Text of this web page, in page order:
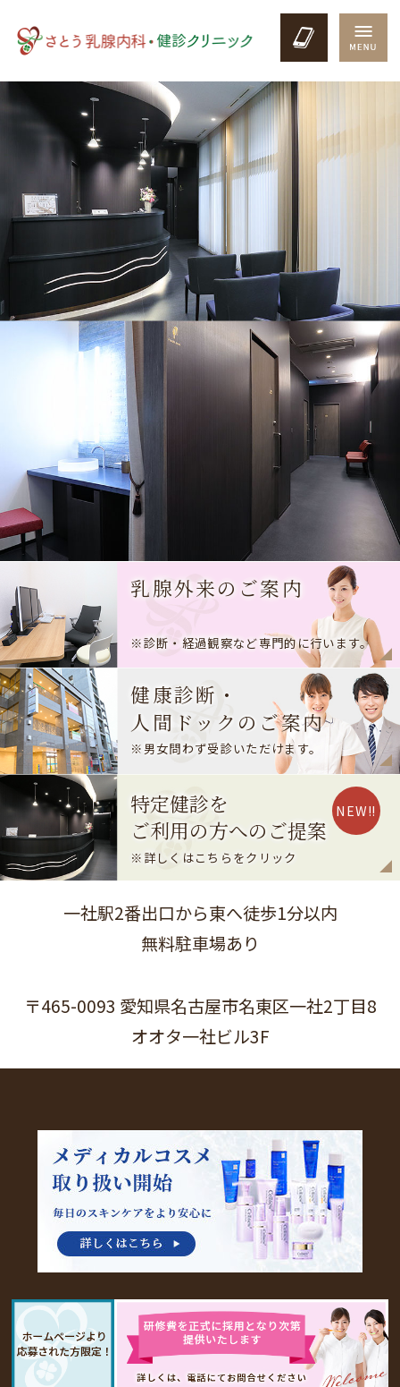
乳腺外来のご案内
※診断・経過観察など専門的に行います。
健康診断・
人間ドックのご案内
※男女問わず受診いただけます。
特定健診を
ご利用の方へのご提案
※詳しくはこちらをクリック
NEW!!
一社駅2番出口から東へ徒歩1分以内
無料駐車場あり
〒465-0093 愛知県名古屋市名東区一社2丁目8
オオタ一社ビル3F